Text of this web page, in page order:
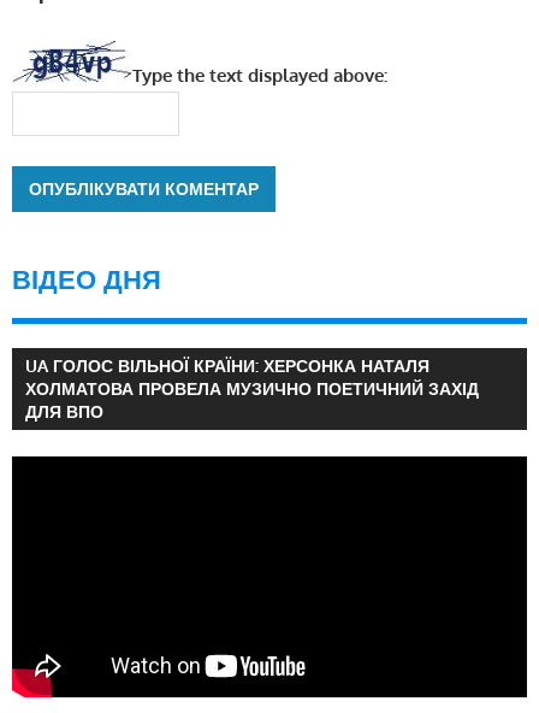
Type the text displayed above:
ВІДЕО ДНЯ
UA ГОЛОС ВІЛЬНОЇ КРАЇНИ: ХЕРСОНКА НАТАЛЯ
ХОЛМАТОВА ПРОВЕЛА МУЗИЧНО ПОЕТИЧНИЙ ЗАХІД
ДЛЯ ВПО